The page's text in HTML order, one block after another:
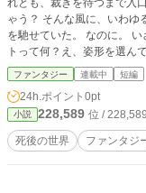
れとも、裁きを待つまで入口で祈りを捧げて
ゃう？ そんな風に、いわゆる無宗教なのに、臆病だった私は死後の世界に思い
を馳せていた。 なのに。 いざ死んだら、え、こんなことするの？！ 徳＝ポイン
トって何？え、姿形を選ん
てどこのアバター作成よ！？ 死後の世界も楽じゃない！ そんな君、ポイント稼
いでランクアップしとけばそこそこ選
界。 私はいいけど、全宗教家さん泣いち
めに生きて？いったらいいんだろう。 とりあえずユルっ
フ始めますか。
ファンタジー 連載中 短編
24h.ポイント 0pt
小説 228,589 位 /
死後の世界 ファンタジ